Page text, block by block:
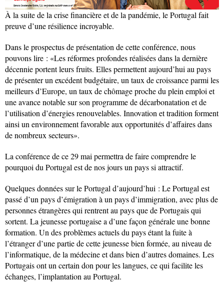
À la suite de la crise financière et de la pandémie, le Portugal fait
preuve d’une résilience incroyable.
Dans le prospectus de présentation de cette conférence, nous
pouvons lire : «Les réformes profondes réalisées dans la dernière
décennie portent leurs fruits. Elles permettent aujourd’hui au pays
de présenter un excédent budgétaire, un taux de croissance parmi les
meilleurs d’Europe, un taux de chômage proche du plein emploi et
une avance notable sur son programme de décarbonatation et de
l’utilisation d’énergies renouvelables. Innovation et tradition forment
ainsi un environnement favorable aux opportunités d’affaires dans
de nombreux secteurs».
La conférence de ce 29 mai permettra de faire comprendre le
pourquoi du Portugal est de nos jours un pays si attractif.
Quelques données sur le Portugal d’aujourd’hui : Le Portugal est
passé d’un pays d’émigration à un pays d’immigration, avec plus de
personnes étrangères qui rentrent au pays que de Portugais qui
sortent. La jeunesse portugaise a d’une façon générale une bonne
formation. Un des problèmes actuels du pays étant la fuite à
l’étranger d’une partie de cette jeunesse bien formée, au niveau de
l’informatique, de la médecine et dans bien d’autres domaines. Les
Portugais ont un certain don pour les langues, ce qui facilite les
échanges, l’implantation au Portugal.